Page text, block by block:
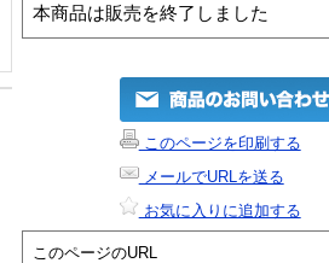
本商品は販売を終了しました
このページを印刷する
メールでURLを送る
お気に入りに追加する
このページのURL